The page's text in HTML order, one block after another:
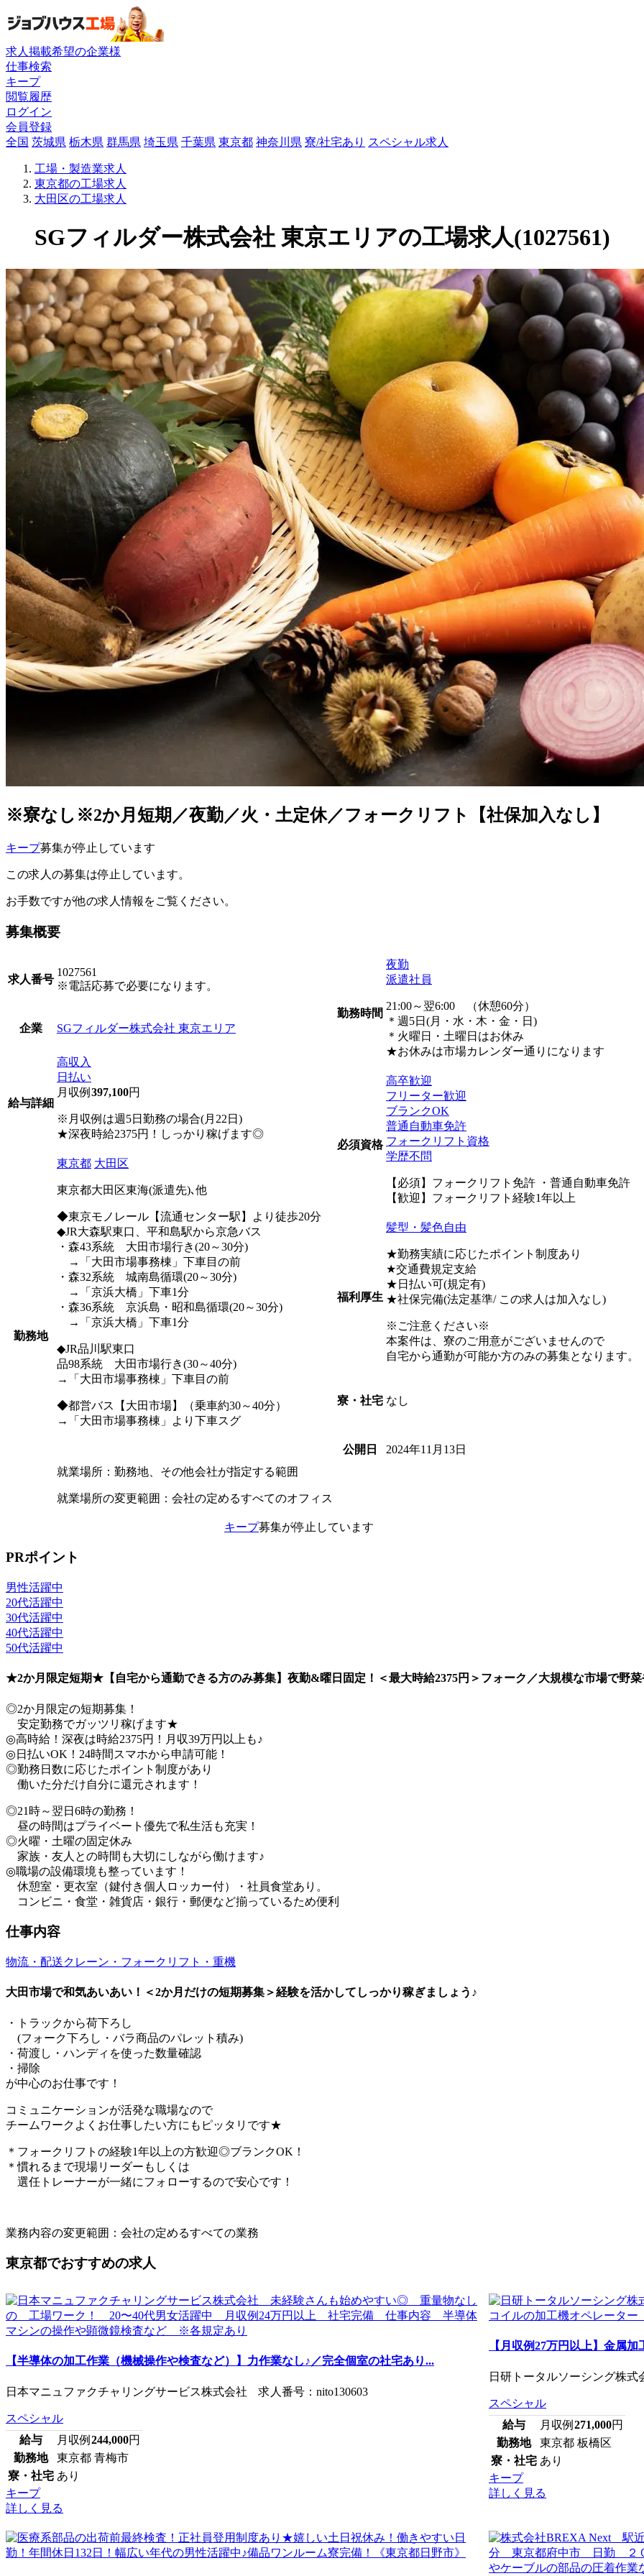
求人掲載希望の企業様
仕事検索
キープ
閲覧履歴
ログイン
会員登録
全国 茨城県 栃木県 群馬県 埼玉県 千葉県 東京都 神奈川県 寮/社宅あり スペシャル求人
工場・製造業求人
東京都の工場求人
大田区の工場求人
SGフィルダー株式会社 東京エリアの工場求人(1027561)
※寮なし※2か月短期／夜勤／火・土定休／フォークリフト【社保加入なし】
キープ募集が停止しています
この求人の募集は停止しています。
お手数ですが他の求人情報をご覧ください。
募集概要
求人番号
1027561
※電話応募で必要になります。
企業 SGフィルダー株式会社 東京エリア
給与詳細
高収入
日払い
月収例 397,100円
※月収例は週5日勤務の場合(月22日)
★深夜時給2375円！しっかり稼げます◎
勤務地
東京都 大田区
東京都大田区東海(派遣先)､他
◆東京モノレール【流通センター駅】より徒歩20分
◆JR大森駅東口、平和島駅から京急バス
・森43系統 大田市場行き(20～30分)
→「大田市場事務棟」下車目の前
・森32系統 城南島循環(20～30分)
→「京浜大橋」下車1分
・森36系統 京浜島・昭和島循環(20～30分)
→「京浜大橋」下車1分
◆JR品川駅東口
品98系統 大田市場行き(30～40分)
→「大田市場事務棟」下車目の前
◆都営バス【大田市場】（乗車約30～40分）
→「大田市場事務棟」より下車スグ
就業場所：勤務地、その他会社が指定する範囲
就業場所の変更範囲：会社の定めるすべてのオフィス
勤務時間
夜勤
派遣社員
21:00～翌6:00 （休憩60分）
＊週5日(月・水・木・金・日)
＊火曜日・土曜日はお休み
★お休みは市場カレンダー通りになります
必須資格
高卒歓迎
フリーター歓迎
ブランクOK
普通自動車免許
フォークリフト資格
学歴不問
【必須】フォークリフト免許 ・普通自動車免許
【歓迎】フォークリフト経験1年以上
福利厚生
髪型・髪色自由
★勤務実績に応じたポイント制度あり
★交通費規定支給
★日払い可(規定有)
★社保完備(法定基準/ この求人は加入なし)
※ご注意ください※
本案件は、寮のご用意がございませんので
自宅から通勤が可能か方のみの募集となります。
寮・社宅 なし
公開日 2024年11月13日
キープ募集が停止しています
PRポイント
男性活躍中
20代活躍中
30代活躍中
40代活躍中
50代活躍中
★2か月限定短期★【自宅から通勤できる方のみ募集】夜勤&曜日固定！＜最大時給2375円＞フォーク／大規模な市場で野菜
◎2か月限定の短期募集！
安定勤務でガッツリ稼げます★
◎高時給！深夜は時給2375円！月収39万円以上も♪
◎日払いOK！24時間スマホから申請可能！
◎勤務日数に応じたポイント制度があり
働いた分だけ自分に還元されます！
◎21時～翌日6時の勤務！
昼の時間はプライベート優先で私生活も充実！
◎火曜・土曜の固定休み
家族・友人との時間も大切にしながら働けます♪
◎職場の設備環境も整っています！
休憩室・更衣室（鍵付き個人ロッカー付）・社員食堂あり。
コンビニ・食堂・雑貨店・銀行・郵便など揃っているため便利
仕事内容
物流・配送クレーン・フォークリフト・重機
大田市場で和気あいあい！＜2か月だけの短期募集＞経験を活かしてしっかり稼ぎましょう♪
・トラックから荷下ろし
(フォーク下ろし・バラ商品のパレット積み)
・荷渡し・ハンディを使った数量確認
・掃除
が中心のお仕事です！
コミュニケーションが活発な職場なので
チームワークよくお仕事したい方にもピッタリです★
＊フォークリフトの経験1年以上の方歓迎◎ブランクOK！
＊慣れるまで現場リーダーもしくは
選任トレーナーが一緒にフォローするので安心です！
業務内容の変更範囲：会社の定めるすべての業務
東京都でおすすめの求人
【半導体の加工作業（機械操作や検査など）】力作業なし♪／完全個室の社宅あり...
日本マニュファクチャリングサービス株式会社 求人番号：nito130603
スペシャル
給与
月収例 244,000円
勤務地
東京都 青梅市
寮・社宅 あり
キープ
詳しく見る
【月収例27万円以上】金属
日研トータルソーシング株
スペシャル
給与
月収例 271,000円
勤務地
東京都 板橋区
寮・社宅 あり
キープ
詳しく見る